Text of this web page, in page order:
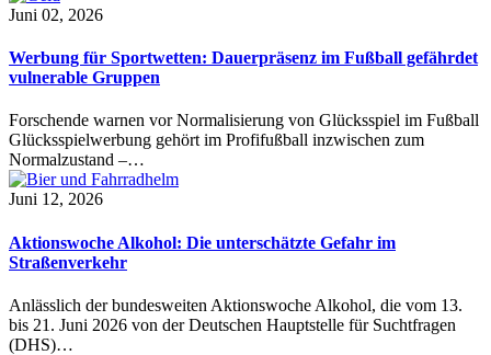
Juni 02, 2026
Werbung für Sportwetten: Dauerpräsenz im Fußball gefährdet
vulnerable Gruppen
Forschende warnen vor Normalisierung von Glücksspiel im Fußball
Glücksspielwerbung gehört im Profifußball inzwischen zum
Normalzustand –…
Juni 12, 2026
Aktionswoche Alkohol: Die unterschätzte Gefahr im
Straßenverkehr
Anlässlich der bundesweiten Aktionswoche Alkohol, die vom 13.
bis 21. Juni 2026 von der Deutschen Hauptstelle für Suchtfragen
(DHS)…